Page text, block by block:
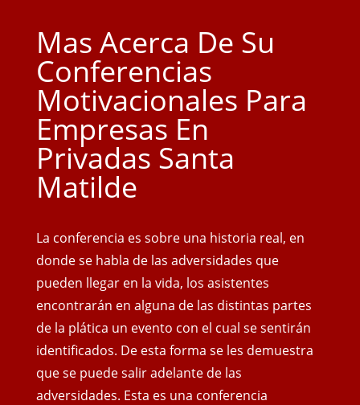
Mas Acerca De Su
Conferencias
Motivacionales Para
Empresas En
Privadas Santa
Matilde
La conferencia es sobre una historia real, en
donde se habla de las adversidades que
pueden llegar en la vida, los asistentes
encontrarán en alguna de las distintas partes
de la plática un evento con el cual se sentirán
identificados. De esta forma se les demuestra
que se puede salir adelante de las
adversidades. Esta es una conferencia